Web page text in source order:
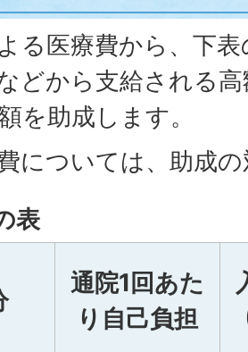
る医療費から、下
どから支給される
を助成します。
については、助成
表
通院1回あた
り自己負担